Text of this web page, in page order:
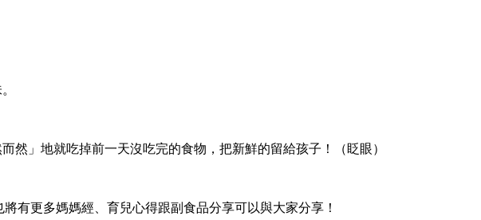
」地就吃掉前一天沒吃完的食物，把新鮮的留給孩子！（眨眼）
有更多媽媽經、育兒心得跟副食品分享可以與大家分享！